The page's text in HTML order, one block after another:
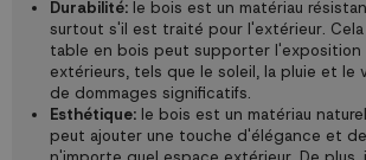
Durabilité: le bois est un matériau
surtout s'il est traité pour l'extérieur.
table en bois peut supporter l'exposition
extérieurs, tels que le soleil, la pluie et le
de dommages significatifs.
Esthétique: le bois est un matériau
peut ajouter une touche d'élégance et